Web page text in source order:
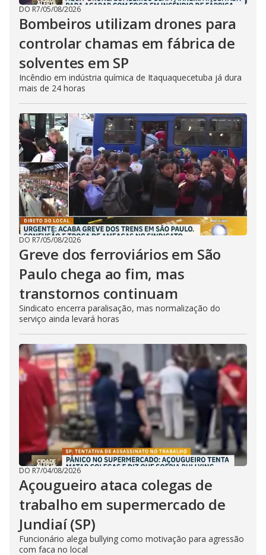
DO R7/05/08/2026
Bombeiros utilizam drones para
controlar chamas em fábrica de
solventes em SP
Incêndio em indústria química de Itaquaquecetuba já dura
mais de 24 horas
DO R7/05/08/2026
Greve dos ferroviários em São
Paulo chega ao fim, mas
transtornos continuam
Sindicato encerra paralisação, mas normalização do
serviço ainda levará horas
DO R7/04/08/2026
Açougueiro ataca colegas de
trabalho em supermercado de
Jundiaí (SP)
Funcionário alega bullying como motivação para agressão
com faca no local